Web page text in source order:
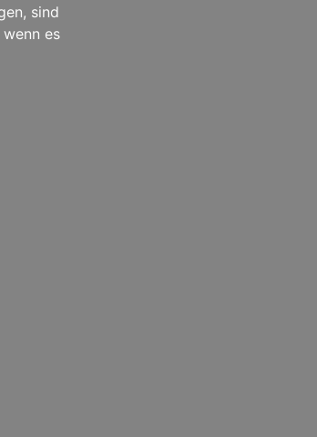
sind
es